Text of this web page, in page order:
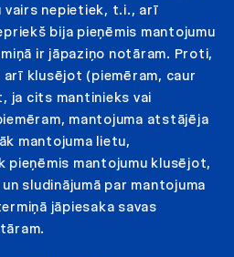
vairs nepietiek, t.i., arī
bija pieņēmis mantojumu
ir jāpaziņo notāram. Proti,
arī klusējot (piemēram, caur
ja cits mantinieks vai
mantojuma atstājēja
mantojuma lietu,
pieņēmis mantojumu klusējot,
sludinājumā par mantojuma
jāpiesaka savas